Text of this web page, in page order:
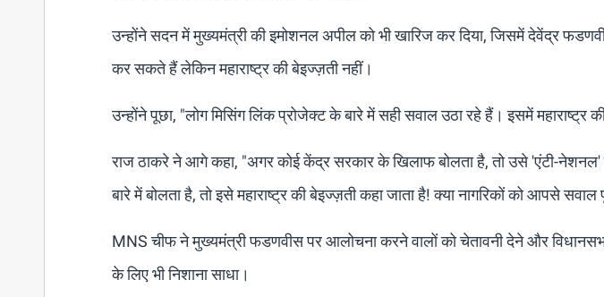
उन्होंने सदन में मुख्यमंत्री की इमोशनल अपील को भी खारिज कर दिया, जिसमें देवेंद्र
कर सकते हैं लेकिन महाराष्ट्र की बेइज्ज़ती नहीं।
उन्होंने पूछा, "लोग मिसिंग लिंक प्रोजेक्ट के बारे में सही सवाल उठा रहे हैं। इसमें महाराष्ट्र
राज ठाकरे ने आगे कहा, "अगर कोई केंद्र सरकार के खिलाफ बोलता है, तो उसे 'एंटी-नेशनल'
बारे में बोलता है, तो इसे महाराष्ट्र की बेइज्ज़ती कहा जाता है! क्या नागरिकों को आपसे
MNS चीफ ने मुख्यमंत्री फडणवीस पर आलोचना करने वालों को चेतावनी देने और
के लिए भी निशाना साधा।